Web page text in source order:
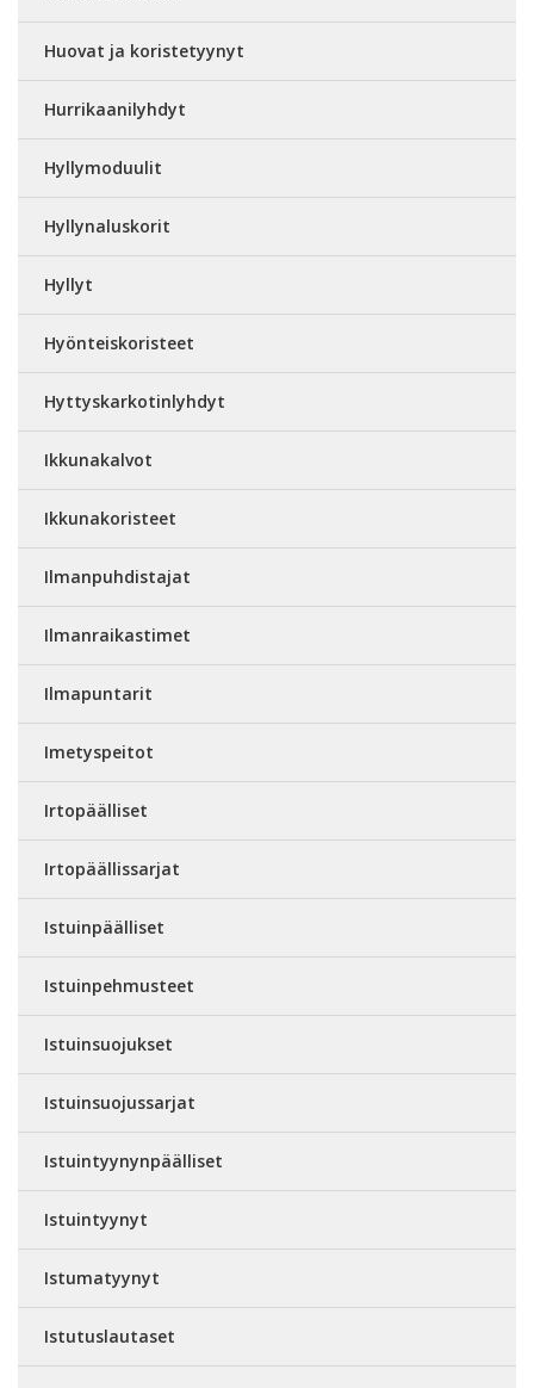
Huovat ja koristetyynyt
Hurrikaanilyhdyt
Hyllymoduulit
Hyllynaluskorit
Hyllyt
Hyönteiskoristeet
Hyttyskarkotinlyhdyt
Ikkunakalvot
Ikkunakoristeet
Ilmanpuhdistajat
Ilmanraikastimet
Ilmapuntarit
Imetyspeitot
Irtopäälliset
Irtopäällissarjat
Istuinpäälliset
Istuinpehmusteet
Istuinsuojukset
Istuinsuojussarjat
Istuintyynynpäälliset
Istuintyynyt
Istumatyynyt
Istutuslautaset